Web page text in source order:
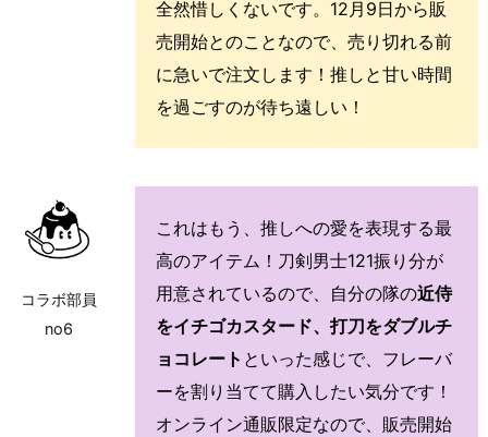
全然惜しくないです。12月9日から販
売開始とのことなので、売り切れる前
に急いで注文します！推しと甘い時間
を過ごすのが待ち遠しい！
コラボ部員
no6
これはもう、推しへの愛を表現する最
高のアイテム！刀剣男士121振り分が
用意されているので、自分の隊の近侍
をイチゴカスタード、打刀をダブルチ
ョコレート といった感じで、フレーバ
ーを割り当てて購入したい気分です！
オンライン通販限定なので、販売開始